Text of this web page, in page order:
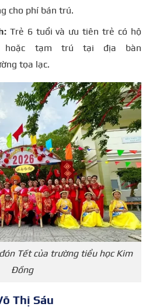
cho phí bán trú.
Trẻ 6 tuổi và ưu tiên trẻ có hộ
hoặc tạm trú tại địa bàn
tọa lạc.
Tết của trường tiểu học Kim
Đồng
Thị Sáu